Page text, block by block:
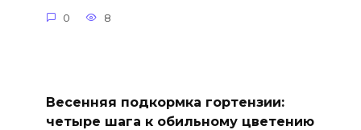
0 8
Весенняя подкормка гортензии:
четыре шага к обильному цветению